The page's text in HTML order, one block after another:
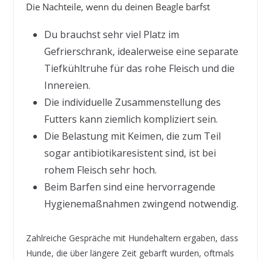
Die Nachteile, wenn du deinen Beagle barfst
Du brauchst sehr viel Platz im
Gefrierschrank, idealerweise eine separate
Tiefkühltruhe für das rohe Fleisch und die
Innereien.
Die individuelle Zusammenstellung des
Futters kann ziemlich kompliziert sein.
Die Belastung mit Keimen, die zum Teil
sogar antibiotikaresistent sind, ist bei
rohem Fleisch sehr hoch.
Beim Barfen sind eine hervorragende
Hygienemaßnahmen zwingend notwendig.
Zahlreiche Gespräche mit Hundehaltern ergaben, dass
Hunde, die über längere Zeit gebarft wurden, oftmals